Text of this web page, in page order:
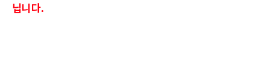
닙니다.